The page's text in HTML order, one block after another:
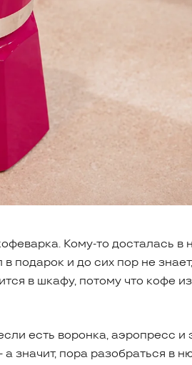
Кому-то досталась в
подарок и до сих пор не
в шкафу, потому что кофе
есть воронка, аэропресс
значит, пора разобраться в